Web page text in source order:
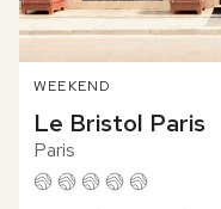
WEEKEND
Le Bristol Paris
Paris